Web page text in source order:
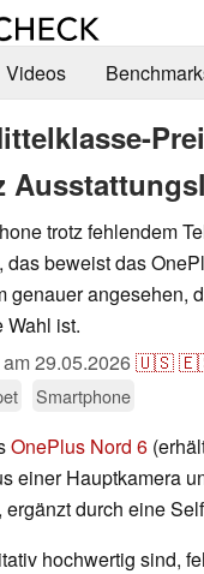
Videos
trotz fehlendem
beweist das
genauer angesehen,
Wahl ist.
29.05.2026🇺🇸
Smartphone
OnePlus Nord 6
einer Hauptkamera
durch eine
hochwertig sind,